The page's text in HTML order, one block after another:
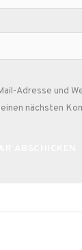
Adresse und
nächsten